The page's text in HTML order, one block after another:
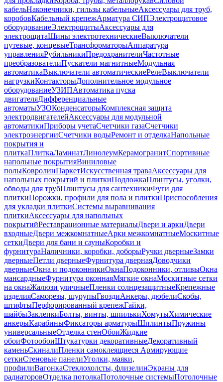
кабельНаконечники, гильзы кабельныеАксессуары для труб,
коробовКабельный крепежАрматура СИПЭлектрощитовое
оборудованиеЭлектрощитыАксессуары для
электрощитаШины электротехническиеВыключатели
путевые, концевыеТрансформаторыАппаратура
управленияРубильникиПредохранителиЧастотные
преобразователиПускатели магнитныеМодульная
автоматикаВыключатели автоматическиеРелеВыключатели
нагрузкиКонтакторыДополнительное модульное
оборудованиеУЗИПАвтоматика пуска
двигателяДифференциальные
автоматыУЗОКонденсаторыКомплексная защита
электродвигателейАксессуары для модульной
автоматикиПриборы учетаСчетчики газаСчетчики
электроэнергииСчетчики водыРемонт и отделкаНапольные
покрытия и
плиткаПлиткаЛаминатЛинолеумКерамогранитСпортивные
напольные покрытияВиниловые
полыКовролинПаркетИскусственная траваАксессуары для
напольных покрытий и плиткиПодложкаПлинтусы, уголки,
обводы для трубПлинтусы для сантехникиФуги для
плиткиПорожки, профили для пола и плиткиПриспособления
для укладки плиткиСистемы выравнивания
плиткиАксессуары для напольных
покрытийРеставрационные материалыДвери и аркиДвери
входныеДвери межкомнатныеАрки межкомнатныеМоскитные
сеткиДвери для бани и сауныКоробки и
фурнитураНаличники, коробки, доборыРучки дверныеЗамки
дверныеПетли дверныеФурнитура двернаяДоводчики
дверныеОкна и подоконникиОкнаПодоконники, отливыОкна
мансардныеФурнитура оконнаяМягкие окнаМоскитные сетки
на окнаЖалюзи уличныеПленки солнцезащитныеКрепежные
изделияСаморезы, шурупыГвоздиАнкеры, дюбелиСкобы,
штифтыПерфорированный крепежГайки,
шайбыЗаклепкиБолты, винты, шпилькиХомутыХимические
анкерыКарабиныФиксаторы арматурыШплинтыПружины
универсальныеОтделка стенОбоиЖидкие
обоиФотообоиШтукатурки декоративныеДекоративный
каменьСкиналиПленки самоклеящиеся Армирующие
сеткиСтеновые панелиУголки, маяки,
профилиВагонкаСтеклохолсты, флизелинЭкраны для
радиаторовОтделка потолкаПотолочные системыПотолочные